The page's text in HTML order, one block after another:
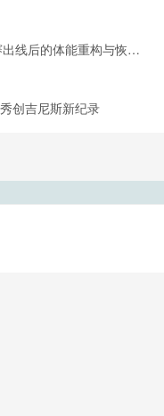
线后的体能重构与恢复
创吉尼斯新纪录